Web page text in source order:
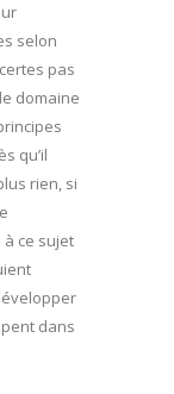
selon
pas
domaine
qu’il
rien, si
à ce sujet
dans